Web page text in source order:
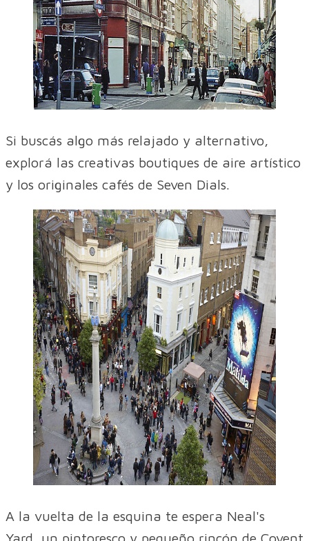
Si buscás algo más relajado y alternativo,
explorá las creativas boutiques de aire artístico
y los originales cafés de Seven Dials.
A la vuelta de la esquina te espera Neal's